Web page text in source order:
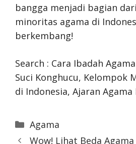
bangga menjadi bagian
minoritas agama di
berkembang!
Search : Cara Ibadah
Suci Konghucu, Kelompok
di Indonesia, Ajaran Agama
Categories
Agama
Wow! Lihat Beda